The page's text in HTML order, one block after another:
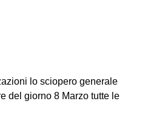
lo sciopero generale
del giorno 8 Marzo tutte le